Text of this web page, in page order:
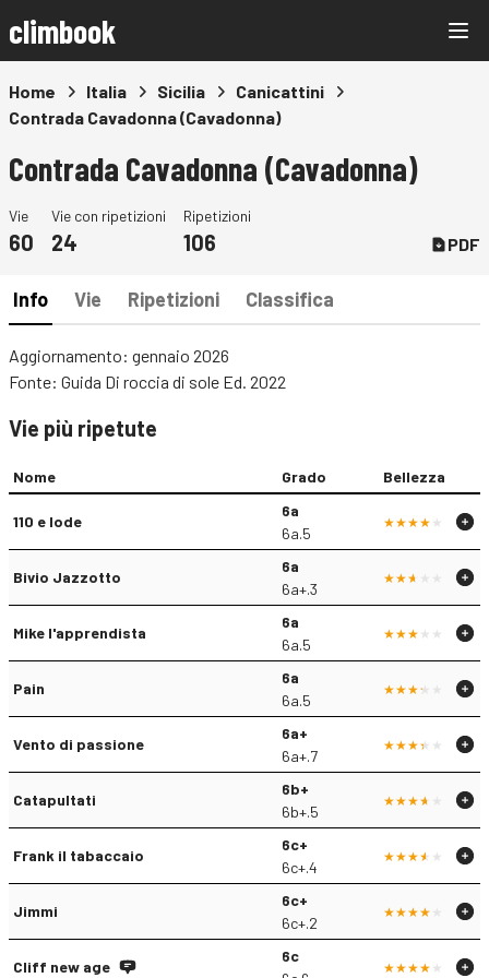
climbook
Home Italia Sicilia
Canicattini
Contrada Cavadonna (Cavadonna)
Contrada Cavadonna (Cavadonna)
Vie
60
Vie con ripetizioni
24
Ripetizioni
106 PDF
Info Vie Ripetizioni Classifica
Aggiornamento: gennaio 2026
Fonte: Guida Di roccia di sole Ed. 2022
Vie più ripetute
Nome Grado Bellezza
110 e lode
6a
6a.5
Bivio Jazzotto
6a
6a+.3
Mike l'apprendista
6a
6a.5
Pain
6a
6a.5
Vento di passione
6a+
6a+.7
Catapultati
6b+
6b+.5
Frank il tabaccaio
6c+
6c+.4
Jimmi
6c+
6c+.2
Cliff new age
6c